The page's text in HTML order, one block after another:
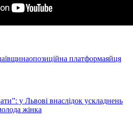
опозиційна платформаяйця
у Львові внаслідок ускладнень
жінка